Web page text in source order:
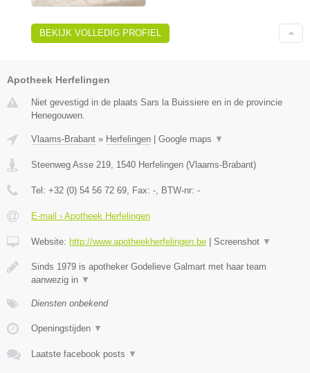
BEKIJK VOLLEDIG PROFIEL
Apotheek Herfelingen
Niet gevestigd in de plaats Sars la Buissiere en in de provincie
Henegouwen.
Vlaams-Brabant » Herfelingen Google maps ▼
Steenweg Asse 219 1540 Herfelingen (Vlaams-Brabant)
Tel: +32 (0) 54 56 72 69 , Fax: - , BTW-nr: -
E-mail › Apotheek Herfelingen
Website: http://www.apotheekherfelingen.be Screenshot ▼
Sinds 1979 is apotheker Godelieve Galmart met haar team
aanwezig in ▼
Diensten onbekend
Openingstijden ▼
Laatste facebook posts ▼